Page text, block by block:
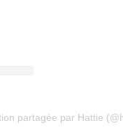
partagée par Hattie